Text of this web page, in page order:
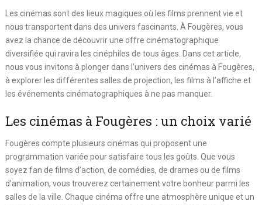
Les cinémas sont des lieux magiques où les films prennent vie et
nous transportent dans des univers fascinants. À Fougères, vous
avez la chance de découvrir une offre cinématographique
diversifiée qui ravira les cinéphiles de tous âges. Dans cet article,
nous vous invitons à plonger dans l’univers des cinémas à Fougères,
à explorer les différentes salles de projection, les films à l’affiche et
les événements cinématographiques à ne pas manquer.
Les cinémas à Fougères : un choix varié
Fougères compte plusieurs cinémas qui proposent une
programmation variée pour satisfaire tous les goûts. Que vous
soyez fan de films d’action, de comédies, de drames ou de films
d’animation, vous trouverez certainement votre bonheur parmi les
salles de la ville. Chaque cinéma offre une atmosphère unique et un